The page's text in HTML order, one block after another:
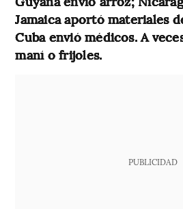
Jamaica aportó materiales
Cuba envió médicos. A
maní o frijoles.
PUBLICIDAD